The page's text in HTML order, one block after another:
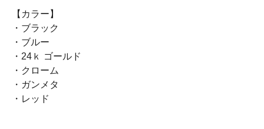
【カラー】
・ブラック
・ブルー
・24ｋ ゴールド
・クローム
・ガンメタ
・レッド